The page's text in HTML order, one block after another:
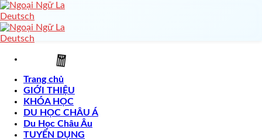
🧧
Skip
to
content
Trang chủ
GIỚI THIỆU
KHÓA HỌC
DU HỌC CHÂU Á
Du Học Châu Âu
TUYỂN DỤNG